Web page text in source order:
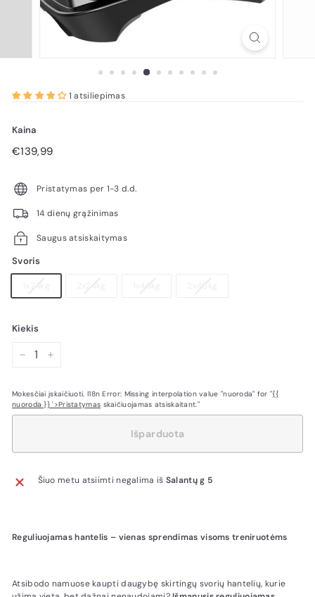
1 atsiliepimas
Kaina
Reguliari
€139,99€139,99
Pristatymas per 1-3 d.d.
14 dienų grąžinimas
Saugus atsiskaitymas
Svoris
Kiekis
Mokesčiai įskaičiuoti. I18n Error: Missing interpolation value "nuoroda" for "{{
nuoroda }} '>Pristatymas skaičiuojamas atsiskaitant."
Išparduota
Šiuo metu atsiimti negalima iš Salantų g 5
Reguliuojamas hantelis – vienas sprendimas visoms treniruotėms
Atsibodo namuose kaupti daugybę skirtingų svorių hantelių, kurie